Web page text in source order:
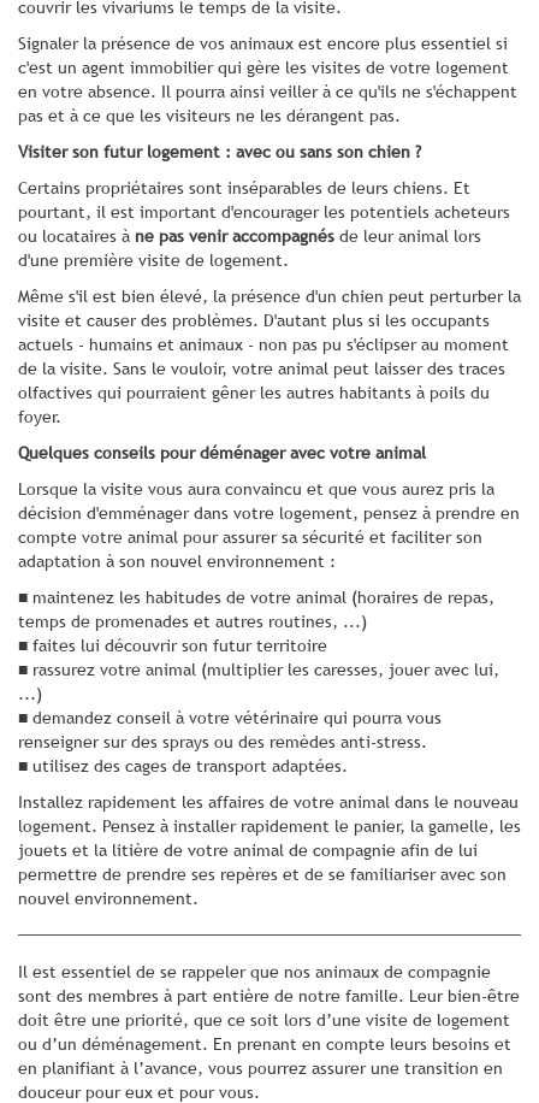
couvrir les vivariums le temps de la visite.
Signaler la présence de vos animaux est encore plus essentiel si
c'est un agent immobilier qui gère les visites de votre logement
en votre absence. Il pourra ainsi veiller à ce qu'ils ne s'échappent
pas et à ce que les visiteurs ne les dérangent pas.
Visiter son futur logement : avec ou sans son chien ?
Certains propriétaires sont inséparables de leurs chiens. Et
pourtant, il est important d'encourager les potentiels acheteurs
ou locataires à ne pas venir accompagnés de leur animal lors
d'une première visite de logement.
Même s'il est bien élevé, la présence d'un chien peut perturber la
visite et causer des problèmes. D'autant plus si les occupants
actuels - humains et animaux - non pas pu s'éclipser au moment
de la visite. Sans le vouloir, votre animal peut laisser des traces
olfactives qui pourraient gêner les autres habitants à poils du
foyer.
Quelques conseils pour déménager avec votre animal
Lorsque la visite vous aura convaincu et que vous aurez pris la
décision d'emménager dans votre logement, pensez à prendre en
compte votre animal pour assurer sa sécurité et faciliter son
adaptation à son nouvel environnement :
■ maintenez les habitudes de votre animal (horaires de repas,
temps de promenades et autres routines, ...)
■ faites lui découvrir son futur territoire
■ rassurez votre animal (multiplier les caresses, jouer avec lui,
...)
■ demandez conseil à votre vétérinaire qui pourra vous
renseigner sur des sprays ou des remèdes anti-stress.
■ utilisez des cages de transport adaptées.
Installez rapidement les affaires de votre animal dans le nouveau
logement. Pensez à installer rapidement le panier, la gamelle, les
jouets et la litière de votre animal de compagnie afin de lui
permettre de prendre ses repères et de se familiariser avec son
nouvel environnement.
Il est essentiel de se rappeler que nos animaux de compagnie
sont des membres à part entière de notre famille. Leur bien-être
doit être une priorité, que ce soit lors d’une visite de logement
ou d’un déménagement. En prenant en compte leurs besoins et
en planifiant à l’avance, vous pourrez assurer une transition en
douceur pour eux et pour vous.